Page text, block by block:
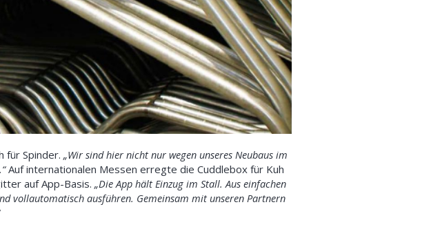
für Spinder. „Wir sind hier nicht nur wegen unseres Neubaus im
Auf internationalen Messen erregte die Cuddlebox für Kuh
auf App-Basis. „Die App hält Einzug im Stall. Aus einfachen
vollautomatisch ausführen. Gemeinsam mit unseren Partnern